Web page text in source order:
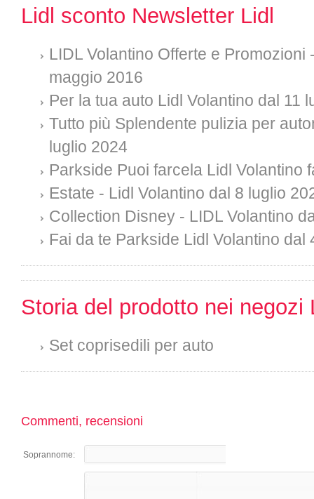
Lidl sconto Newsletter Lidl
LIDL Volantino Offerte e
maggio 2016
Per la tua auto Lidl Volantino dal 11
Tutto più Splendente pulizia per
luglio 2024
Parkside Puoi farcela Lidl Volantino
Estate - Lidl Volantino dal 8 luglio
Collection Disney - LIDL Volantino
Fai da te Parkside Lidl Volantino dal
Storia del prodotto nei negozi
Set coprisedili per auto
Commenti, recensioni
Soprannome: